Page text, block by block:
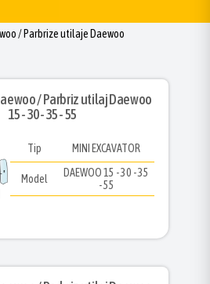
/ Parbrize utilaje Daewoo
/ Parbriz utilaj Daewoo
15 - 30 - 35 - 55
Tip MINI EXCAVATOR
Model
DAEWOO 15 - 30 - 35
- 55